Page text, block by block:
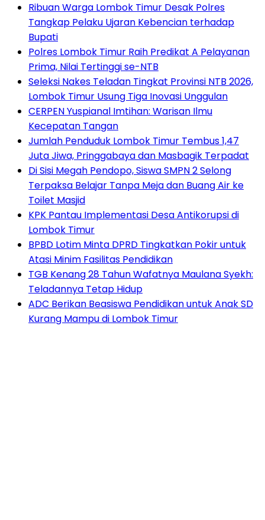
Ribuan Warga Lombok Timur Desak Polres
Tangkap Pelaku Ujaran Kebencian terhadap
Bupati
Polres Lombok Timur Raih Predikat A Pelayanan
Prima, Nilai Tertinggi se-NTB
Seleksi Nakes Teladan Tingkat Provinsi NTB 2026,
Lombok Timur Usung Tiga Inovasi Unggulan
CERPEN Yuspianal Imtihan: Warisan Ilmu
Kecepatan Tangan
Jumlah Penduduk Lombok Timur Tembus 1,47
Juta Jiwa, Pringgabaya dan Masbagik Terpadat
Di Sisi Megah Pendopo, Siswa SMPN 2 Selong
Terpaksa Belajar Tanpa Meja dan Buang Air ke
Toilet Masjid
KPK Pantau Implementasi Desa Antikorupsi di
Lombok Timur
BPBD Lotim Minta DPRD Tingkatkan Pokir untuk
Atasi Minim Fasilitas Pendidikan
TGB Kenang 28 Tahun Wafatnya Maulana Syekh:
Teladannya Tetap Hidup
ADC Berikan Beasiswa Pendidikan untuk Anak SD
Kurang Mampu di Lombok Timur